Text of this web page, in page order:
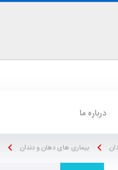
درباره ما
بیماری های دهان و دندان